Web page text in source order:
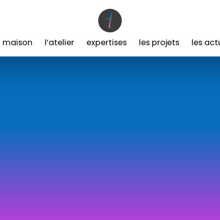
maison l’atelier expertises les projets les